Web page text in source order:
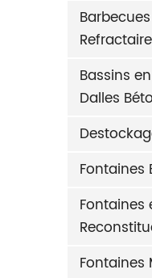
Refractaire
Bassins
Dalles
Fontaines
Fontaines
Fontaines